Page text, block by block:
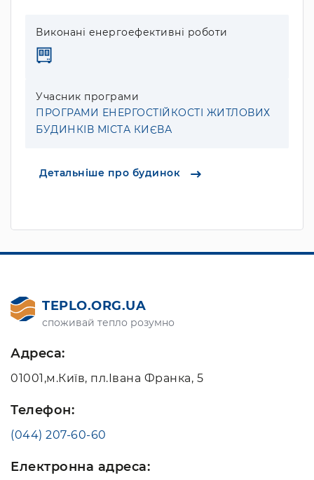
Виконані енергоефективні роботи
Учасник програми
ПРОГРАМИ ЕНЕРГОСТІЙКОСТІ ЖИТЛОВИХ
БУДИНКІВ МІСТА КИЄВА
Детальніше про будинок
TEPLO.ORG.UA
споживай тепло розумно
Адреса:
01001,м.Київ, пл.Івана Франка, 5
Телефон:
(044) 207-60-60
Електронна адреса: